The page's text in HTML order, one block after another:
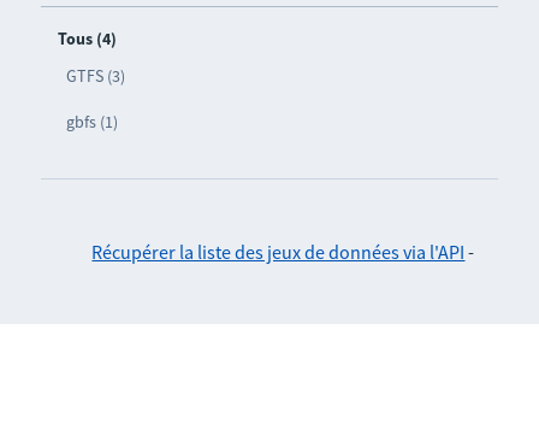
Tous (4)
GTFS (3)
gbfs (1)
Récupérer la liste des jeux de données via l'API -